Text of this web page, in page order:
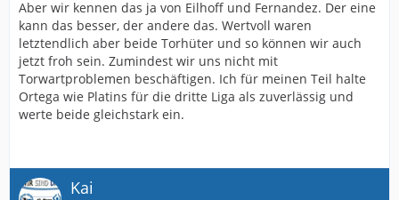
Aber wir kennen das ja von Eilhoff und Fernandez. Der eine
kann das besser, der andere das. Wertvoll waren
letztendlich aber beide Torhüter und so können wir auch
jetzt froh sein. Zumindest wir uns nicht mit
Torwartproblemen beschäftigen. Ich für meinen Teil halte
Ortega wie Platins für die dritte Liga als zuverlässig und
werte beide gleichstark ein.
Kai